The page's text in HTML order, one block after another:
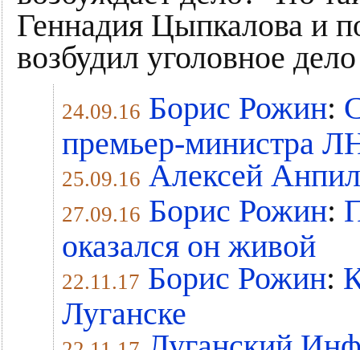
Геннадия Цыпкалова и
возбудил уголовное
24.09.16 Борис Рожин:
премьер-министра
25.09.16 Алексей
27.09.16 Борис Рожин:
оказался он живой
22.11.17 Борис Рожин:
Луганске